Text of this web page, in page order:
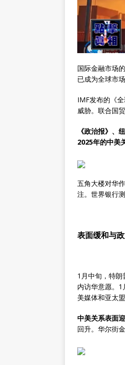
国际金融市场
已成为全球市
IMF发布的《
威胁。联合国
《政治报》、
2025年的中美
五角大楼对华
注。世界银行
表面缓和与
1月中旬，特
内访华意愿。1
美媒体和亚太
中美关系表面
回升。华尔街